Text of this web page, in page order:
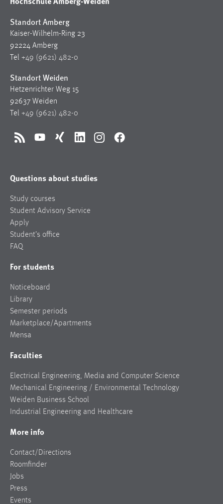
Standort Amberg
Kaiser-Wilhelm-Ring 23
92224 Amberg
Tel +49 (9621) 482-0
Standort Weiden
Hetzenrichter Weg 15
92637 Weiden
Tel +49 (9621) 482-0
RSS YouTubeXing LinkedInInstagramFacebook
Questions about studies
Study courses
Student Advisory Service
Apply
Student’s office
FAQ
For students
Noticeboard
Library
Semester periods
Marketplace/Apartments
Mensa
Faculties
Electrical Engineering, Media and Computer Science
Mechanical Engineering / Environmental Technology
Weiden Business School
Industrial Engineering and Healthcare
More info
Contact/Directions
Roomfinder
Jobs
Press
Events